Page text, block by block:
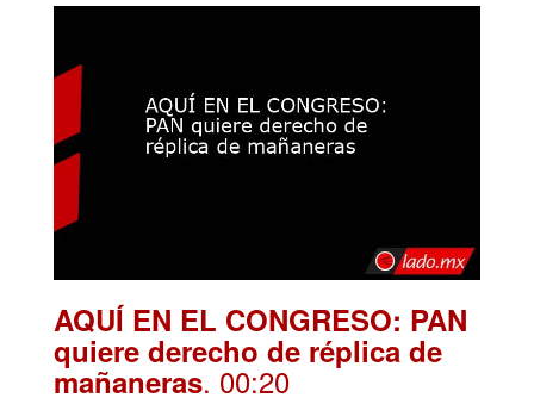
AQUÍ EN EL CONGRESO: PAN
quiere derecho de réplica de
mañaneras. 00:20